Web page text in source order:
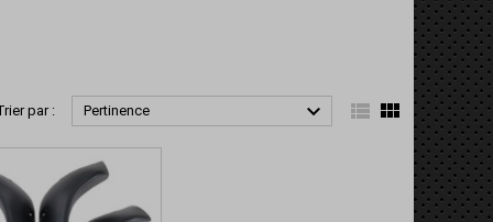
par : Pertinence   